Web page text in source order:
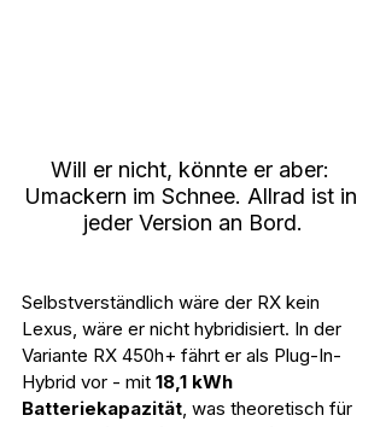
Will er nicht, könnte er aber:
Umackern im Schnee. Allrad ist in
jeder Version an Bord.
Selbstverständlich wäre der RX kein
Lexus, wäre er nicht hybridisiert. In der
Variante RX 450h+ fährt er als Plug-In-
Hybrid vor - mit 18,1 kWh
Batteriekapazität, was theoretisch für